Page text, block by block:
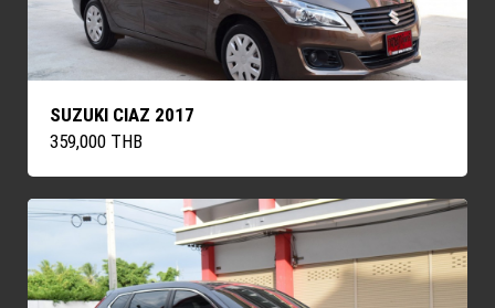
SUZUKI CIAZ 2017
359,000 THB